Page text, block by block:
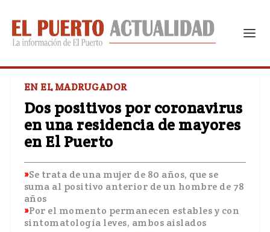
EN EL MADRUGADOR
Dos positivos por coronavirus
en una residencia de mayores
en El Puerto
Se trata de una mujer de 80 años, que se
suma al positivo anterior de un hombre de 78
años
Por el momento permanecen estables y con
sintomatología leves, ambos aislados